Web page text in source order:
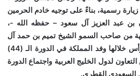
رسمية، بناءً على توجيه خادم الحرمين
بن عبد العزيز آل سعود – حفظه الله -،
من صاحب السمو الشيخ تميم بن حمد آل
ثاني أمير دولة قطر، ليرأس خلالها وفد المملكة في الدورة الـ (44)
لدول الخليج العربية واجتماع الدورة